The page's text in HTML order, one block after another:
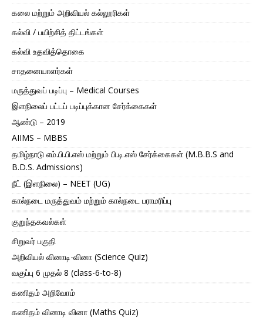
கலை மற்றும் அறிவியல் கல்லூரிகள்
கல்வி / பயிற்சித் திட்டங்கள்
கல்வி உதவித்தொகை
சாதனையாளர்கள்
மருத்துவப் படிப்பு – Medical Courses
இளநிலைப் பட்டப் படிப்புக்கான சேர்க்கைகள்
ஆண்டு – 2019
AIIMS – MBBS
தமிழ்நாடு எம்.பி.பி.எஸ் மற்றும் பி.டி.எஸ் சேர்க்கைகள் (M.B.B.S and
B.D.S. Admissions)
நீட் (இளநிலை) – NEET (UG)
கால்நடை மருத்துவம் மற்றும் கால்நடை பராமரிப்பு
குறுந்தகவல்கள்
சிறுவர் பகுதி
அறிவியல் வினாடி-வினா (Science Quiz)
வகுப்பு 6 முதல் 8 (class-6-to-8)
கணிதம் அறிவோம்
கணிதம் வினாடி வினா (Maths Quiz)